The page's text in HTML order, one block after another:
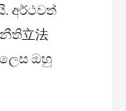
අර්ථවත්
立法
ඔහු